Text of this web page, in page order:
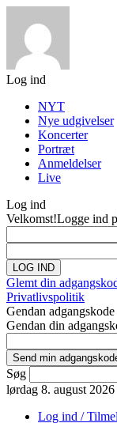
Log ind
NYT
Nye udgivelser
Koncerter
Portræt
Anmeldelser
Live
Log ind
Velkomst!Logge ind
Glemt din
Privatlivspolitik
Gendan adgangskode
Gendan din
Søg
lørdag 8. august 2026
Log ind /